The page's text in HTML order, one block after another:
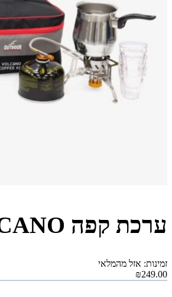
ערכת קפה VOLCANO
זמינות: אזל מהמלאי
₪249.00